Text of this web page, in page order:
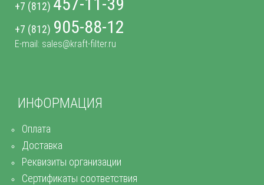
ИНФОРМАЦИЯ
Оплата
Доставка
Реквизиты организации
Сертификаты соответствия
+7 (812)
+7 (812) 905-88-12
E-mail: sales@kraft-filter.ru